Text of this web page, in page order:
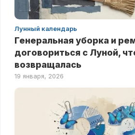
Лунный календарь
Генеральная уборка и
договориться с Луной,
возвращалась
19 января, 2026